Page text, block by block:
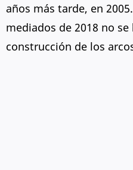
años más tarde, en
mediados de 2018 no
construcción de los